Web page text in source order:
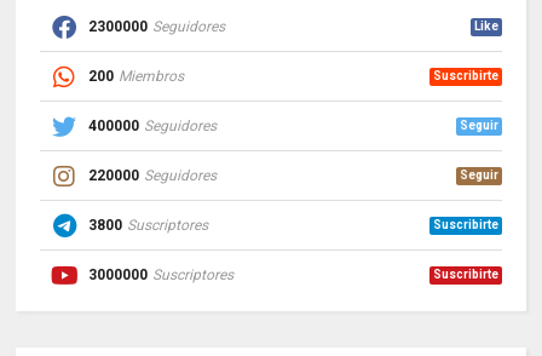
2300000 Seguidores Like
200 Miembros Suscribirte
400000 Seguidores Seguir
220000 Seguidores Seguir
3800 Suscriptores Suscribirte
3000000 Suscriptores Suscribirte